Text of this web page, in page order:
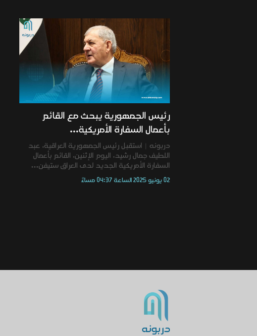
رئيس الجمهورية يبحث مع القائم
بأعمال السفارة الأمريكية...
دربونه | استقبل رئيس الجمهورية العراقية، عبد
اللطيف جمال رشيد، اليوم الإثنين، القائم بأعمال
السفارة الأمريكية الجديد لدى العراق ستيفن...
02 يونيو 2025 الساعة 04:37 مساءً